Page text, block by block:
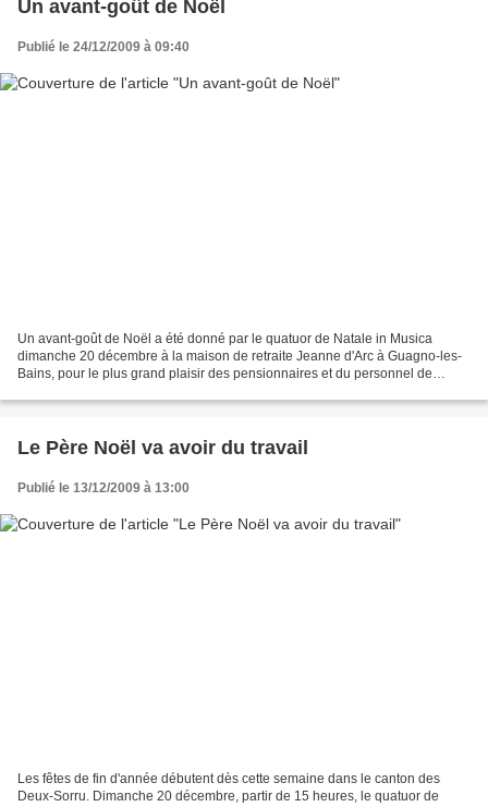
Un avant-goût de Noël
Publié le 24/12/2009 à 09:40
Un avant-goût de Noël a été donné par le quatuor de Natale in Musica
dimanche 20 décembre à la maison de retraite Jeanne d'Arc à Guagno-les-
Bains, pour le plus grand plaisir des pensionnaires et du personnel de
Le Père Noël va avoir du travail
Publié le 13/12/2009 à 13:00
Les fêtes de fin d'année débutent dès cette semaine dans le canton des
Deux-Sorru. Dimanche 20 décembre, partir de 15 heures, le quatuor de